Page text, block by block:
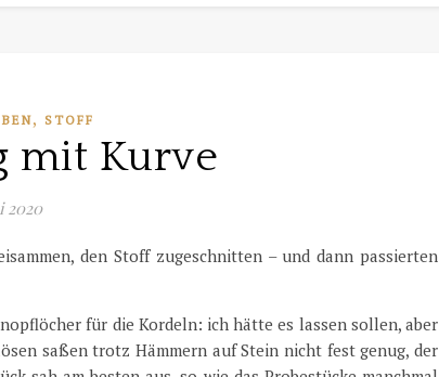
, STOFF
mit Kurve
2020
den Stoff zugeschnitten – und dann passierten
für die Kordeln: ich hätte es lassen sollen, aber
saßen trotz Hämmern auf Stein nicht fest genug, der